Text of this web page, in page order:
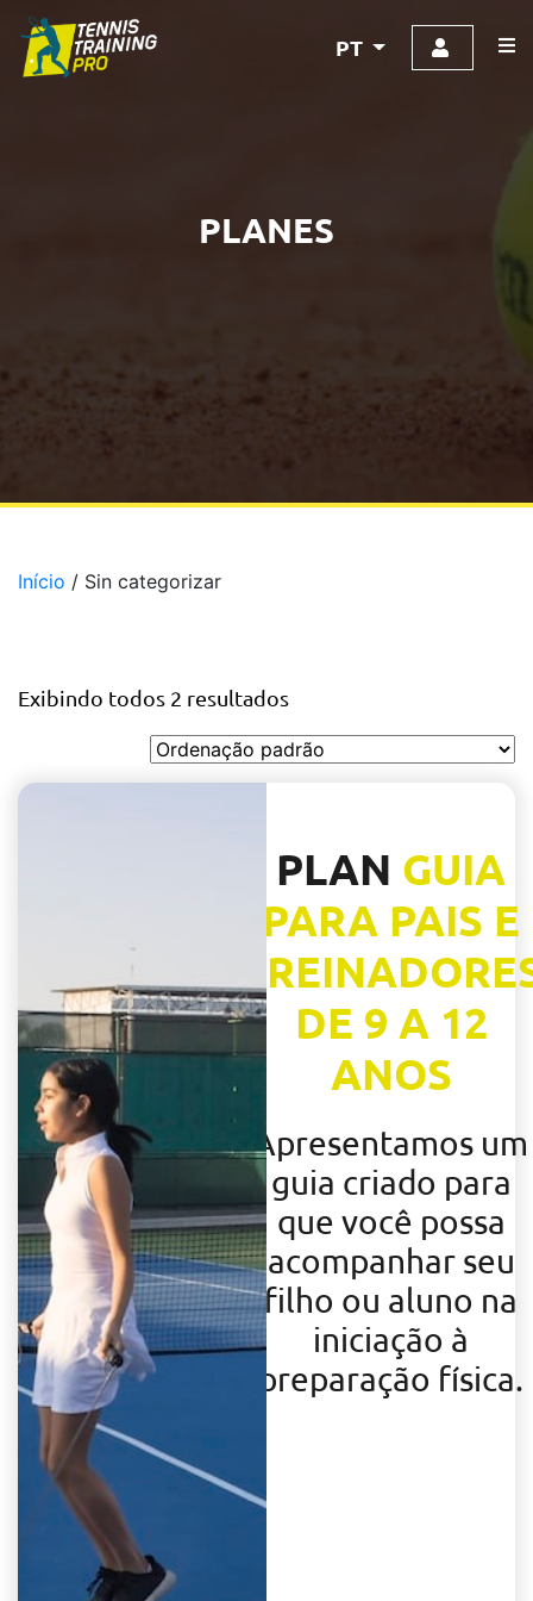
PT
PLANES
Início / Sin categorizar
Exibindo todos 2 resultados
PLAN GUIA
PARA PAIS E
DE 9 A 12
ANOS
Apresentamos um
guia criado para
que você possa
acompanhar seu
filho ou aluno na
iniciação à
preparação física.